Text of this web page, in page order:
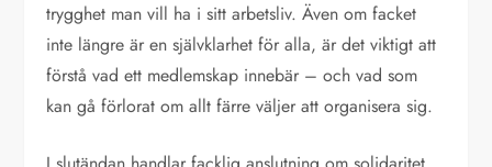
trygghet man vill ha i sitt arbetsliv. Även om facket
inte längre är en självklarhet för alla, är det viktigt att
förstå vad ett medlemskap innebär – och vad som
kan gå förlorat om allt färre väljer att organisera sig.